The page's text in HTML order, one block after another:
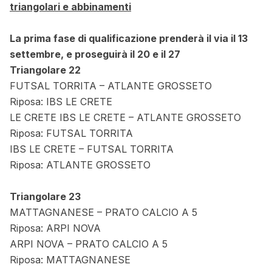
triangolari e abbinamenti
La prima fase di qualificazione prenderà il via il 13
settembre, e proseguirà il 20 e il 27
Triangolare 22
FUTSAL TORRITA – ATLANTE GROSSETO
Riposa: IBS LE CRETE
LE CRETE IBS LE CRETE – ATLANTE GROSSETO
Riposa: FUTSAL TORRITA
IBS LE CRETE – FUTSAL TORRITA
Riposa: ATLANTE GROSSETO
Triangolare 23
MATTAGNANESE – PRATO CALCIO A 5
Riposa: ARPI NOVA
ARPI NOVA – PRATO CALCIO A 5
Riposa: MATTAGNANESE